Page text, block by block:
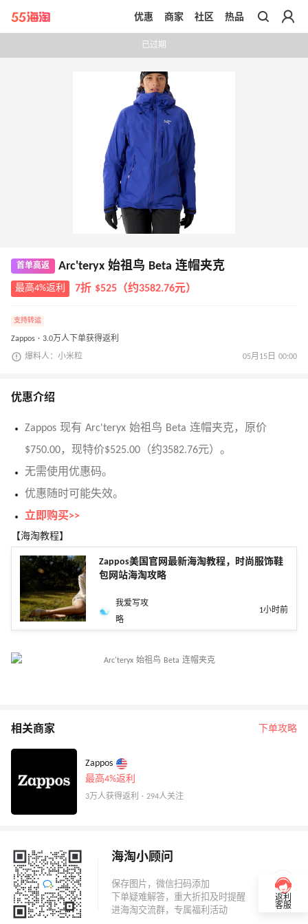
带你去官网买正品
优惠 商家 社区 热品
已过期
首单高返 Arc'teryx 始祖鸟 Beta 连帽夹克
最高4%返利 7折 $525（约3582.76元）
支持转运
Zappos · 3.0万人下单获得返利
爆料人：小米粒 05月15日 00:00
优惠介绍
Zappos 现有 Arc'teryx 始祖鸟 Beta 连帽夹克，原价
$750.00，现特价$525.00（约3582.76元）。
无需使用优惠码。
优惠随时可能失效。
立即购买>>
【海淘教程】
Zappos美国官网最新海淘教程，时尚服饰鞋
包网站海淘攻略
我爱写攻
略
1小时前
相关商家 下单攻略
Zappos
最高4%返利
3万人获得返利 · 294人关注
海淘小顾问
返利
客服